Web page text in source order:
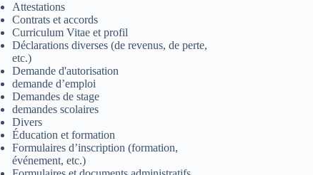
Attestations
Contrats et accords
Curriculum Vitae et profil
Déclarations diverses (de revenus, de perte,
etc.)
Demande d'autorisation
demande d’emploi
Demandes de stage
demandes scolaires
Divers
Éducation et formation
Formulaires d’inscription (formation,
événement, etc.)